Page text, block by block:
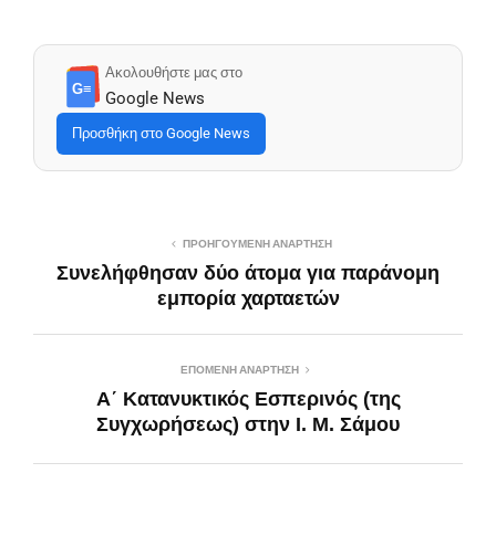
G≡
Ακολουθήστε μας στο
Google News
Προσθήκη στο Google News
ΠΡΟΗΓΟΎΜΕΝΗ ΑΝΆΡΤΗΣΗ
Συνελήφθησαν δύο άτομα για παράνομη
εμπορία χαρταετών
ΕΠΌΜΕΝΗ ΑΝΆΡΤΗΣΗ
Α´ Κατανυκτικός Εσπερινός (της
Συγχωρήσεως) στην Ι. Μ. Σάμου